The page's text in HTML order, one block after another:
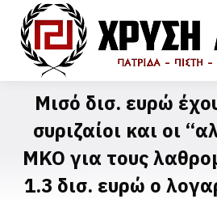
Μισό δισ. ευρώ
συριζαίοι και οι
ΜΚΟ για τους
1.3 δισ. ευρώ ο